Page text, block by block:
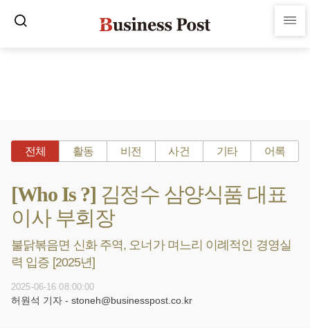
전체 활동 비전 사건 기타 어록
[Who Is ?] 김정수 삼양식품 대표
이사 부회장
불닭볶음면 신화 주역, 오너가 며느리 이례적인 경영실
력 입증 [2025년]
2025-06-16 08:00:00
허원석 기자 - stoneh@businesspost.co.kr